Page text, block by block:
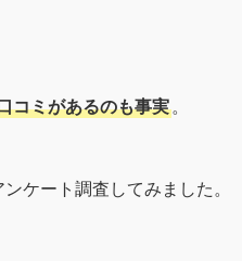
コミがあるのも事実 。
ケート調査してみました。